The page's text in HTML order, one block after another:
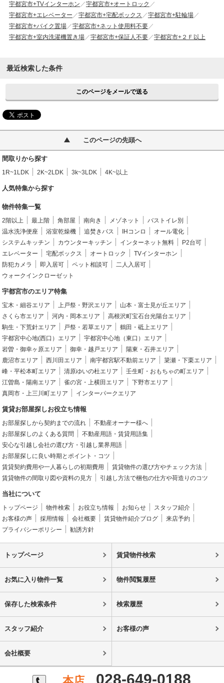
宇都宮市+TVインターホン
宇都宮市+オートロック
宇都宮市+エレベーター
宇都宮市+宅配ボックス
宇都宮市+駐輪場
宇都宮市+バイク置場
宇都宮市+ネット使用料不要
宇都宮市+室内洗濯機置き場
宇都宮市+保証人不要 宇都宮市+２Ｆ以上
最近検索した条件
このページをメールで送る
このページの先頭へ
間取りから探す
1R~1LDK 2K~2LDK 3k~3LDK 4K~以上
人気特集から探す
物件特集一覧
2階以上 最上階 角部屋 南向き メゾネット
バストイレ別
温水洗浄便座
浴室乾燥機 追焚きバス IHコンロ
オール電化
システムキッチン
カウンターキッチン インターネット無料
P2台可
エレベーター
宅配ボックス オートロック
TVインターホン
防犯カメラ
即入居可 ペット相談可
二人入居可
ウォークインクローゼット
宇都宮市のエリア特集
宝木・細谷エリア 上戸祭・野沢エリア
山本・富士見が丘エリア
さくら市エリア
河内・岡本エリア
高根沢町宝石台光陽台エリア
駒生・下荒針エリア
戸祭・若草エリア
鶴田・砥上エリア
宇都宮中心地(西口）エリア
宇都宮中心地（東口）エリア
岩曽・御幸ヶ原エリア
御幸・越戸エリア
陽東・石井エリア
鹿沼市エリア
西川田エリア 南宇都宮駅不動前エリア
簗瀬・下栗エリア
峰・平松本町エリア
清原ゆいの杜エリア
壬生町・おもちゃの町エリア
江曽島・陽南エリア
雀の宮・上横田エリア
下野市エリア
真岡市・上三川町エリア
インターパークエリア
賃貸お部屋探しお役立ち情報
お部屋探しから契約までの流れ
不動産オーナー様へ
お部屋探しのよくある質問
不動産用語・賃貸用語集
安心な引越し会社の選び方・引越し業界用語
お部屋探しに良い時期とポイント・コツ
賃貸契約費用や一人暮らしの初期費用
賃貸物件の選び方やチェック方法
賃貸物件の間取り図や資料の見方
引越し方法で梱包の仕方や荷造りのコツ
当社について
トップページ 物件検索 お役立ち情報 お知らせ
スタッフ紹介
お客様の声
採用情報 会社概要 賃貸物件紹介ブログ
来店予約
プライバシーポリシー
勧誘方針
トップページ 賃貸物件検索
お気に入り物件一覧 物件閲覧履歴
保存した検索条件 検索履歴
スタッフ紹介 お客様の声
会社概要
028-649-0188